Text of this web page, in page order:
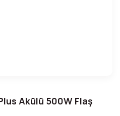
Akülü 500W Flaş